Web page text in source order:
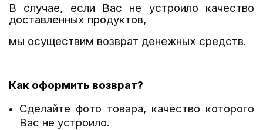
В случае, если Вас не устроило качество
доставленных продуктов,
мы осуществим возврат денежных средств.
Как оформить возврат?
Сделайте фото товара, качество которого
Вас не устроило.